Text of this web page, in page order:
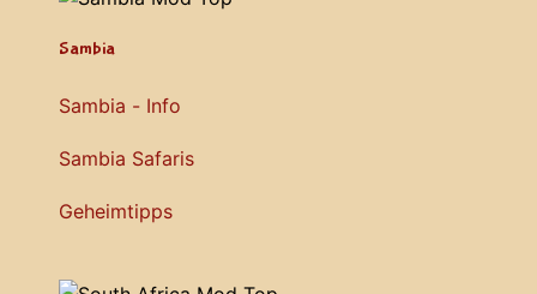
Sambia
Sambia - Info
Sambia Safaris
Geheimtipps